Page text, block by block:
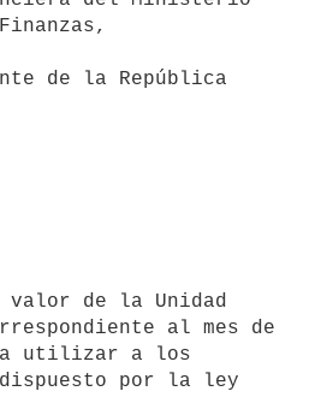
al mes de
a utilizar a los
por la ley